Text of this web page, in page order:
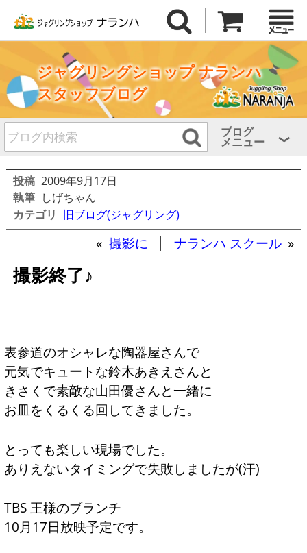
ジャグリングショップ ナランハ
スタッフブログ
ブログ
メニュー
投稿 2009年9月17日
執筆 しげちゃん
カテゴリ 旧ブログ(ジャグリング)
« 撮影に ナランハ スクール »
撮影終了♪
表参道のオシャレな陶器屋さんで
元気でキュートな鈴木あきえさんと
きさくで素敵な山田優さんと一緒に
お皿をくるくる回してきました。
とっても楽しい現場でした。
ありえないタイミングで失敗しましたが(汗)
TBS 王様のブランチ
10月17日放映予定です。